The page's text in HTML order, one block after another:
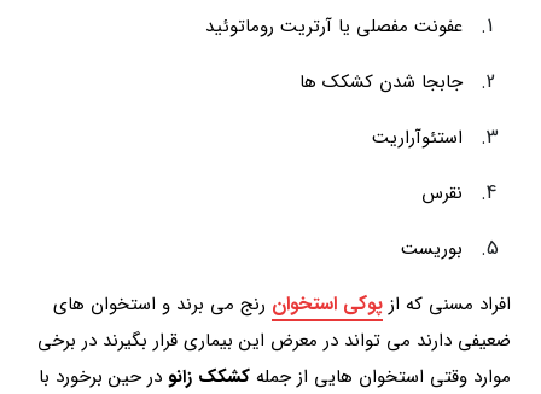
عفونت مفصلی یا آرتریت روماتوئید
جابجا شدن کشکک ها
استئوآراریت
نقرس
بوریست
افراد مسنی که از پوکی استخوان رنج می برند و استخوان های
ضعیفی دارند می تواند در معرض این بیماری قرار بگیرند در برخی
موارد وقتی استخوان هایی از جمله کشکک زانو در حین برخورد با